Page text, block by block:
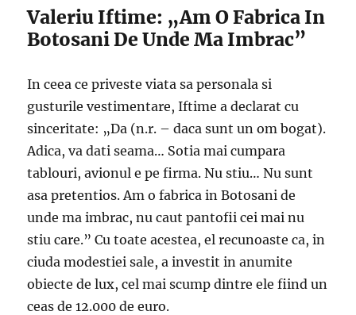
Valeriu Iftime: „Am O Fabrica In
Botosani De Unde Ma Imbrac”
In ceea ce priveste viata sa personala si
gusturile vestimentare, Iftime a declarat cu
sinceritate: „Da (n.r. – daca sunt un om bogat).
Adica, va dati seama… Sotia mai cumpara
tablouri, avionul e pe firma. Nu stiu… Nu sunt
asa pretentios. Am o fabrica in Botosani de
unde ma imbrac, nu caut pantofii cei mai nu
stiu care.” Cu toate acestea, el recunoaste ca, in
ciuda modestiei sale, a investit in anumite
obiecte de lux, cel mai scump dintre ele fiind un
ceas de 12.000 de euro.